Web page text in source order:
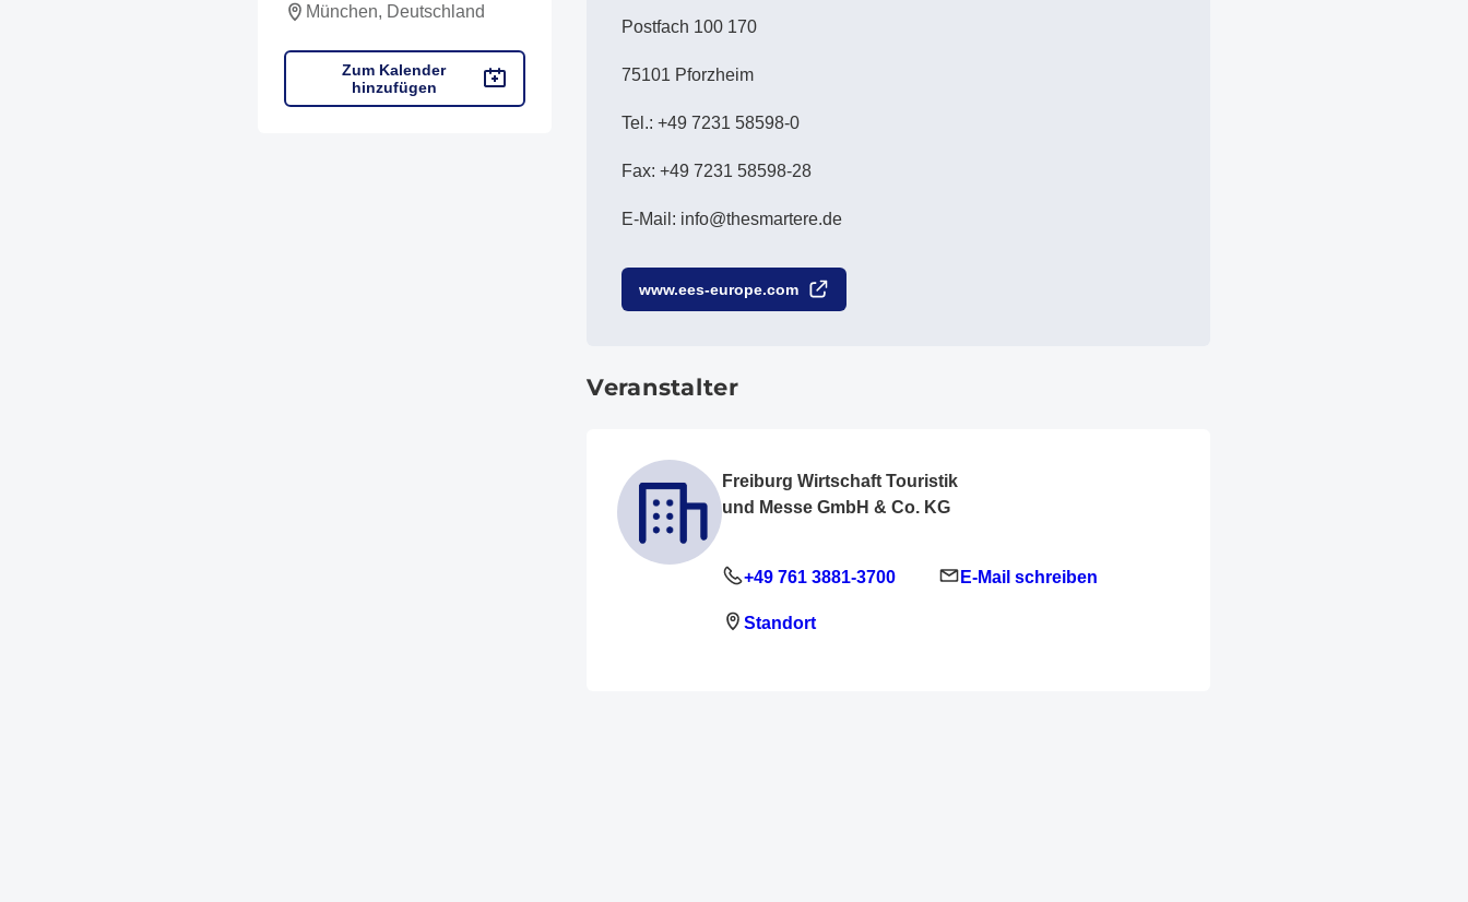
München, Deutschland
Zum Kalender
hinzufügen
Postfach 100 170
75101 Pforzheim
Tel.: +49 7231 58598-0
Fax: +49 7231 58598-28
E-Mail: info@thesmartere.de
www.ees-europe.com
Veranstalter
Freiburg Wirtschaft Touristik
und Messe GmbH & Co. KG
+49 761 3881-3700 E-Mail schreiben
Standort